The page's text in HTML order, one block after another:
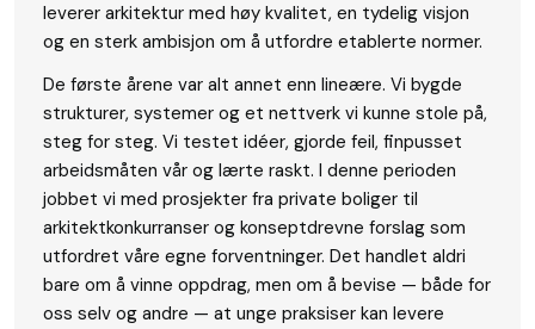
leverer arkitektur med høy kvalitet, en tydelig visjon
og en sterk ambisjon om å utfordre etablerte normer.
De første årene var alt annet enn lineære. Vi bygde
strukturer, systemer og et nettverk vi kunne stole på,
steg for steg. Vi testet idéer, gjorde feil, finpusset
arbeidsmåten vår og lærte raskt. I denne perioden
jobbet vi med prosjekter fra private boliger til
arkitektkonkurranser og konseptdrevne forslag som
utfordret våre egne forventninger. Det handlet aldri
bare om å vinne oppdrag, men om å bevise — både for
oss selv og andre — at unge praksiser kan levere